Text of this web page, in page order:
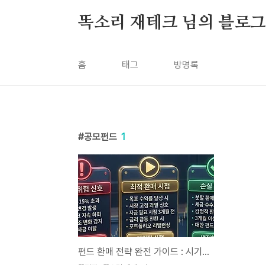
똑소리 재테크 님의 블로그
홈 태그 방명록
공모펀드 1
펀드 환매 전략 완전 가이드 : 시기, 방법, 손실 방지 팁까지